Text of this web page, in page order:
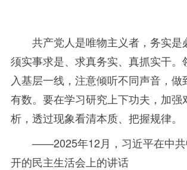
共产党人是唯物主义者，务实是
须实事求是、求真务实、真抓实干。
入基层一线，注意倾听不同声音，做
有数。要在学习研究上下功夫，加强
析，透过现象看清本质、把握规律。
——2025年12月，习近平在中
开的民主生活会上的讲话